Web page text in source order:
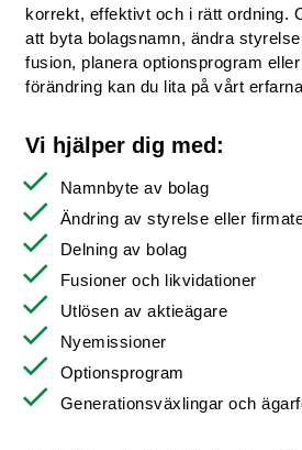
korrekt, effektivt och i rätt ordning.
att byta bolagsnamn, ändra
fusion, planera optionsprogram
förändring kan du lita på vårt
Vi hjälper dig med:
Namnbyte av bolag
Ändring av styrelse eller
Delning av bolag
Fusioner och likvidationer
Utlösen av aktieägare
Nyemissioner
Optionsprogram
Generationsväxlingar och